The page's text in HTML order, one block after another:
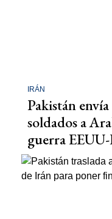
IRÁN
Pakistán
soldados a
guerra